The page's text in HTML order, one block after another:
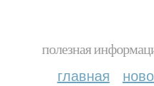
полезная
главная